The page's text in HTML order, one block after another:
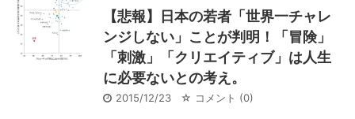
【悲報】日本の若者「世界一チャレ
ンジしない」ことが判明！「冒険」
「刺激」「クリエイティブ」は人生
に必要ないとの考え。
2015/12/23 ☆ コメント (0)